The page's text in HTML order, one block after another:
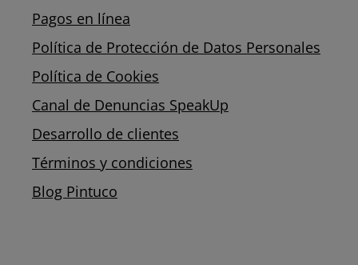
Pagos en línea
Política de Protección de Datos Personales
Política de Cookies
Canal de Denuncias SpeakUp
Desarrollo de clientes
Términos y condiciones
Blog Pintuco